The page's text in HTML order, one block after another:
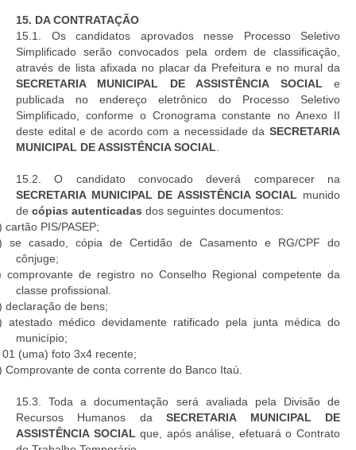
15. DA CONTRATAÇÃO
15.1. Os candidatos aprovados nesse Processo Seletivo
Simplificado serão convocados pela ordem de classificação,
através de lista afixada no placar da Prefeitura e no mural da
SECRETARIA MUNICIPAL DE ASSISTÊNCIA SOCIAL e
publicada no endereço eletrônico do Processo Seletivo
Simplificado, conforme o Cronograma constante no Anexo II
deste edital e de acordo com a necessidade da SECRETARIA
MUNICIPAL DE ASSISTÊNCIA SOCIAL
15.2. O candidato convocado deverá comparecer na
SECRETARIA MUNICIPAL DE ASSISTÊNCIA SOCIAL munido
de cópias autenticadas dos seguintes documentos:
cartão PIS/PASEP;
se casado, cópia de Certidão de Casamento e RG/CPF do
cônjuge;
comprovante de registro no Conselho Regional competente da
classe profissional.
declaração de bens;
atestado médico devidamente ratificado pela junta médica do
município;
(uma) foto 3x4 recente;
Comprovante de conta corrente do Banco Itaú.
15.3. Toda a documentação será avaliada pela Divisão de
Recursos Humanos daSECRETARIA MUNICIPAL DE
ASSISTÊNCIA SOCIAL que, após análise, efetuará o Contrato